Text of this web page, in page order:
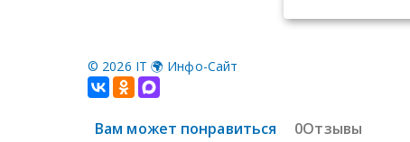
© 2026 IT 🌍 Инфо-Сайт
Вам может понравиться 0Отзывы